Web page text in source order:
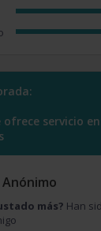
ofrece servicio
más? Han